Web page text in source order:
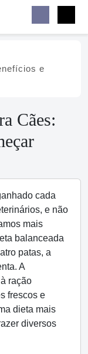
e
Cães:
cada
e não
mais
balanceada
patas, a
A
ração
frescos e
dieta mais
diversos